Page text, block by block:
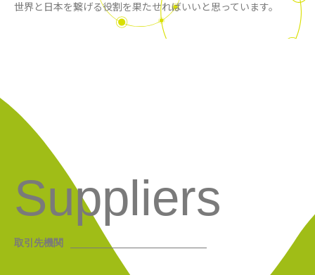
世界と日本を繋げる役割を果たせればいいと思っています。
Suppliers
取引先機関